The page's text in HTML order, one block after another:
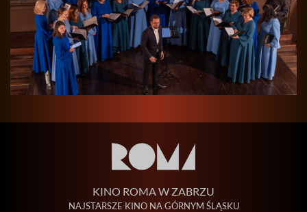
KINO ROMA W ZABRZU
NAJSTARSZE KINO NA GÓRNYM ŚLĄSKU